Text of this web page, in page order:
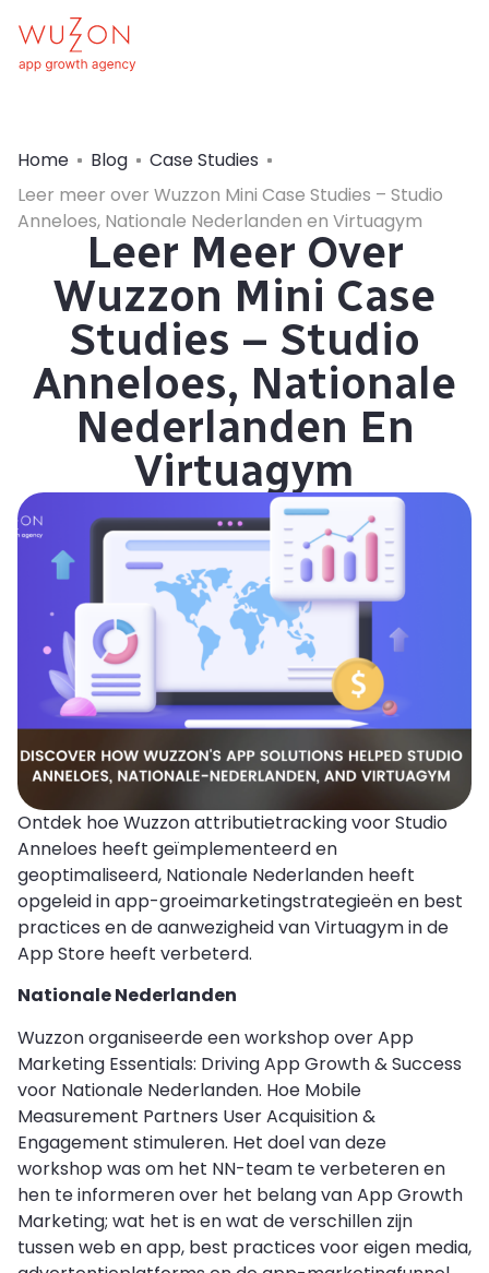
Home Blog
Case Studies
Leer meer over Wuzzon Mini Case Studies – Studio
Anneloes, Nationale Nederlanden en Virtuagym
Leer Meer Over
Wuzzon Mini Case
Studies – Studio
Anneloes, Nationale
Nederlanden En
Virtuagym
Ontdek hoe Wuzzon attributietracking voor Studio
Anneloes heeft geïmplementeerd en
geoptimaliseerd, Nationale Nederlanden heeft
opgeleid in app-groeimarketingstrategieën en best
practices en de aanwezigheid van Virtuagym in de
App Store heeft verbeterd.
Nationale Nederlanden
Wuzzon organiseerde een workshop over App
Marketing Essentials: Driving App Growth & Success
voor Nationale Nederlanden. Hoe Mobile
Measurement Partners User Acquisition &
Engagement stimuleren. Het doel van deze
workshop was om het NN-team te verbeteren en
hen te informeren over het belang van App Growth
Marketing; wat het is en wat de verschillen zijn
tussen web en app, best practices voor eigen media,